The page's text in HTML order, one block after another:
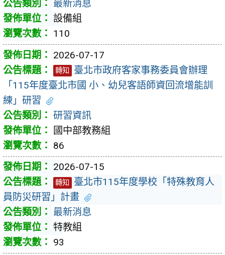
最新消息
設備組
110
2026-07-17
轉知
臺北市政府客家事務委員會辦理
「115年度臺北市國 小、幼兒客語師資回流增能訓
練」研習
研習資訊
國中部教務組
86
2026-07-15
轉知
臺北市115年度學校「特殊教育人
員防災研習」計畫
最新消息
特教組
93